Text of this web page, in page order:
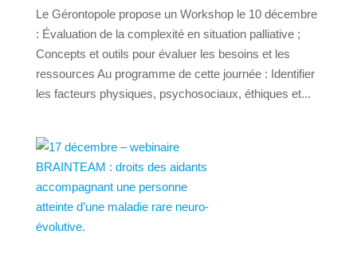
Le Gérontopole propose un Workshop le 10 décembre
: Évaluation de la complexité en situation palliative ;
Concepts et outils pour évaluer les besoins et les
ressources Au programme de cette journée : Identifier
les facteurs physiques, psychosociaux, éthiques et...